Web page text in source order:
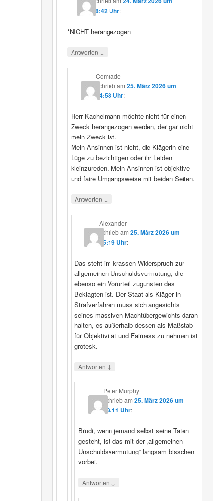
08:42 Uhr:
*NICHT herangezogen
Antworten ↓
Comrade
schriebam 25. März 2026 um
14:58 Uhr:
Herr Kachelmann möchte nicht für einen
Zweck herangezogen werden, der gar nicht
mein Zweck ist.
Mein Ansinnen ist nicht, die Klägerin eine
Lüge zu bezichtigen oder ihr Leiden
kleinzureden. Mein Ansinnen ist objektive
und faire Umgangsweise mit beiden Seiten.
Antworten ↓
Alexander
schriebam25. März 2026 um
15:19 Uhr:
Das steht im krassen Widerspruch zur
allgemeinen Unschuldsvermutung, die
ebenso ein Vorurteil zugunsten des
Beklagten ist. Der Staat als Kläger in
Strafverfahren muss sich angesichts
seines massiven Machtübergewichts daran
halten, es außerhalb dessen als Maßstab
für Objektivität und Fairness zu nehmen ist
grotesk.
Antworten ↓
Peter Murphy
schriebam 25. März 2026 um
23:11 Uhr:
Brudi, wenn jemand selbst seine Taten
gesteht, ist das mit der „allgemeinen
Unschuldsvermutung“ langsam bisschen
vorbei.
Antworten ↓